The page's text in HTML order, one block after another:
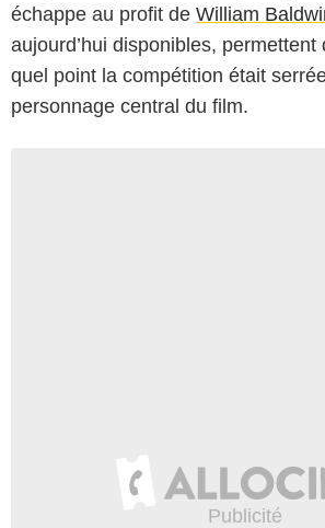
échappe au profit de William
aujourd’hui disponibles, permettent
quel point la compétition était
personnage central du film.